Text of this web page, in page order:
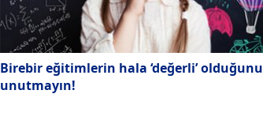
Birebir eğitimlerin hala ‘değerli’ olduğunu
unutmayın!